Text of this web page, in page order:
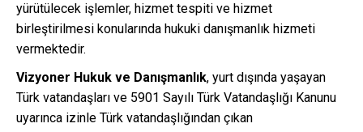
yürütülecek işlemler, hizmet tespiti ve hizmet
birleştirilmesi konularında hukuki danışmanlık hizmeti
vermektedir.
Vizyoner Hukuk ve Danışmanlık, yurt dışında yaşayan
Türk vatandaşları ve 5901 Sayılı Türk Vatandaşlığı Kanunu
uyarınca izinle Türk vatandaşlığından çıkan